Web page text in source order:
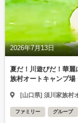
2026年7月13日
夏だ！川遊びだ！華
族村オートキャンプ
[山口県] 須川家族村
ファミリー グループ